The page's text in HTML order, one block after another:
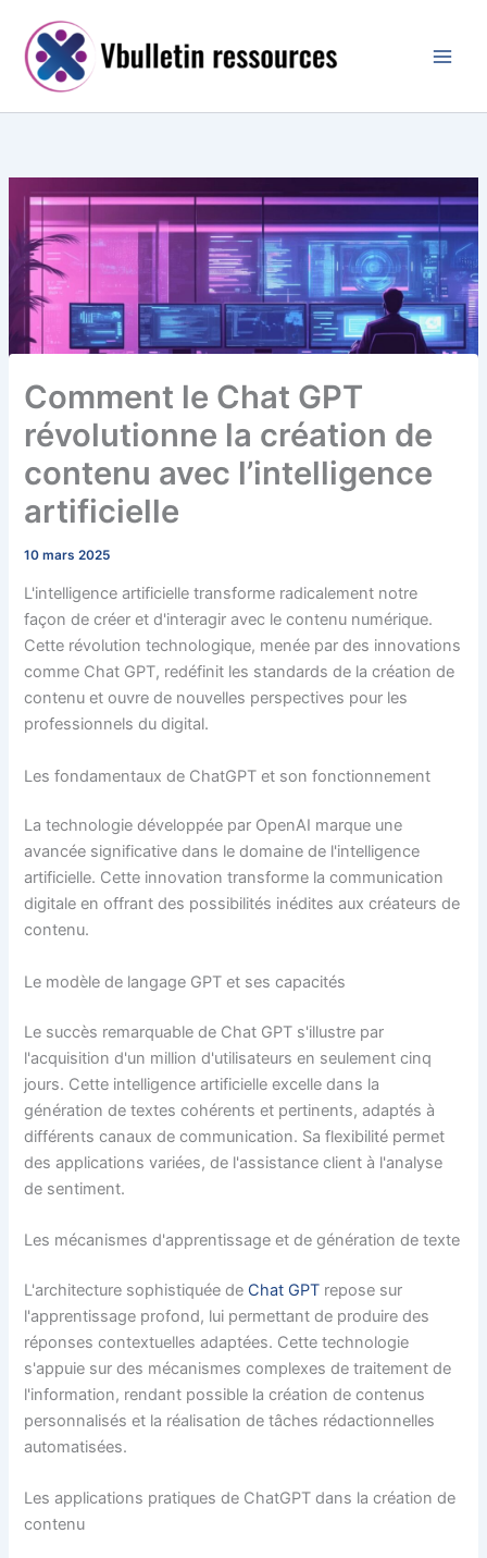
contenu
Comment le Chat GPT
révolutionne la création de
contenu avec l’intelligence
artificielle
10 mars 2025
L'intelligence artificielle transforme radicalement notre
façon de créer et d'interagir avec le contenu numérique.
Cette révolution technologique, menée par des innovations
comme Chat GPT, redéfinit les standards de la création de
contenu et ouvre de nouvelles perspectives pour les
professionnels du digital.
Les fondamentaux de ChatGPT et son fonctionnement
La technologie développée par OpenAI marque une
avancée significative dans le domaine de l'intelligence
artificielle. Cette innovation transforme la communication
digitale en offrant des possibilités inédites aux créateurs de
contenu.
Le modèle de langage GPT et ses capacités
Le succès remarquable de Chat GPT s'illustre par
l'acquisition d'un million d'utilisateurs en seulement cinq
jours. Cette intelligence artificielle excelle dans la
génération de textes cohérents et pertinents, adaptés à
différents canaux de communication. Sa flexibilité permet
des applications variées, de l'assistance client à l'analyse
de sentiment.
Les mécanismes d'apprentissage et de génération de texte
L'architecture sophistiquée de Chat GPT repose sur
l'apprentissage profond, lui permettant de produire des
réponses contextuelles adaptées. Cette technologie
s'appuie sur des mécanismes complexes de traitement de
l'information, rendant possible la création de contenus
personnalisés et la réalisation de tâches rédactionnelles
automatisées.
Les applications pratiques de ChatGPT dans la création de
contenu